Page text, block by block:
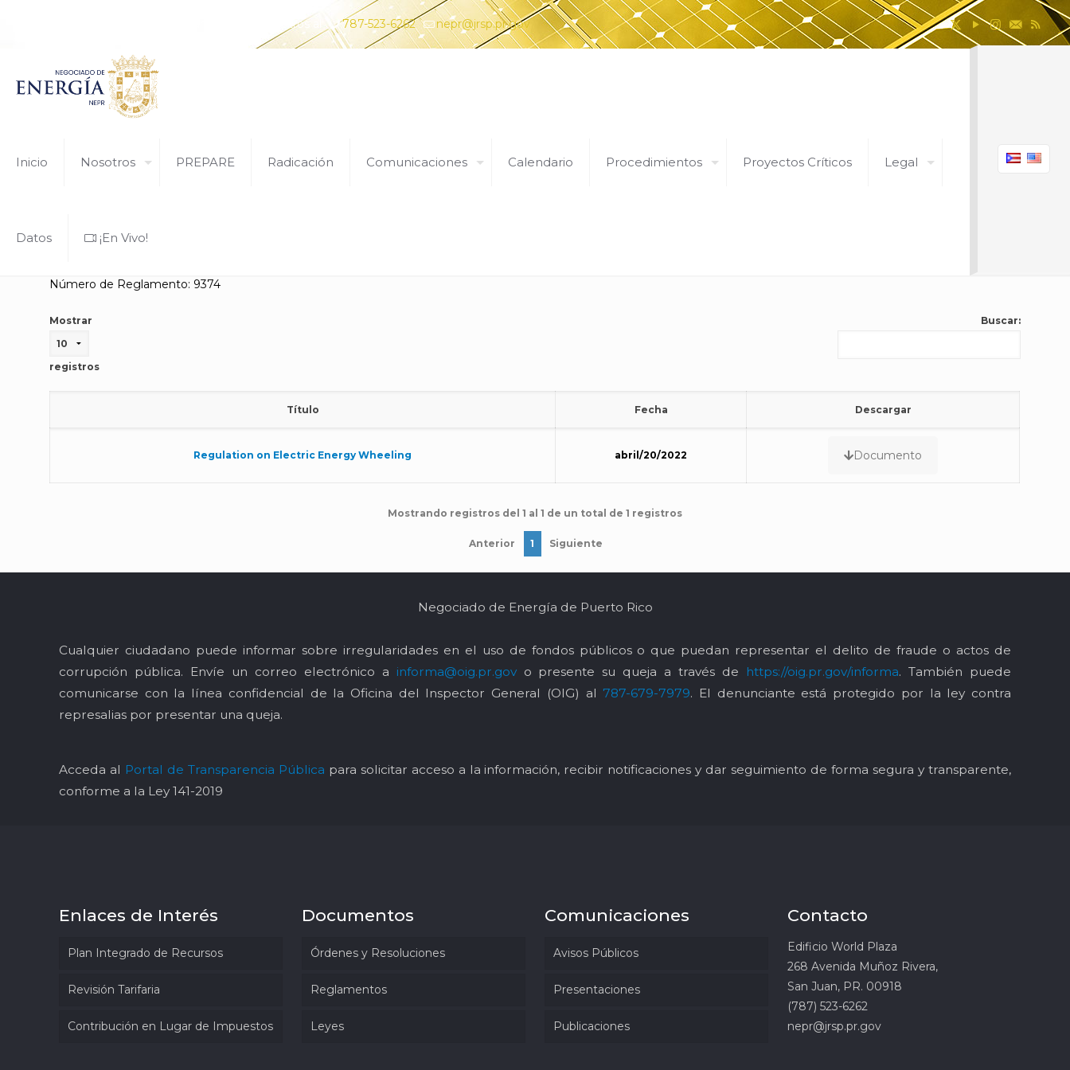
¿Tiene alguna pregunta? Comunícate con nosotros al 787-523-6262 nepr@jrsp.pr.gov
Inicio Nosotros PREPARE Radicación Comunicaciones Calendario Procedimientos Proyectos Críticos Legal
Datos ¡En Vivo!
Número de Reglamento: 9374
Mostrar
registros
Buscar:
Título Fecha Descargar
Regulation on Electric Energy Wheeling abril/20/2022 Documento
Mostrando registros del 1 al 1 de un total de 1 registros
Anterior 1 Siguiente
Negociado de Energía de Puerto Rico
Cualquier ciudadano puede informar sobre irregularidades en el uso de fondos públicos o que puedan representar el delito de fraude o actos de
corrupción pública. Envíe un correo electrónico a informa@oig.pr.govo presente su queja a través de https://oig.pr.gov/informa. También puede
comunicarse con la línea confidencial de la Oficina del Inspector General (OIG) al 787-679-7979. El denunciante está protegido por la ley contra
represalias por presentar una queja.
Acceda al Portal de Transparencia Pública para solicitar acceso a la información, recibir notificaciones y dar seguimiento de forma segura y transparente,
conforme a la Ley 141-2019
Enlaces de Interés
Plan Integrado de Recursos
Revisión Tarifaria
Contribución en Lugar de Impuestos
Documentos
Órdenes y Resoluciones
Reglamentos
Leyes
Comunicaciones
Avisos Públicos
Presentaciones
Publicaciones
Contacto
Edificio World Plaza
268 Avenida Muñoz Rivera,
San Juan, PR. 00918
(787) 523-6262
nepr@jrsp.pr.gov